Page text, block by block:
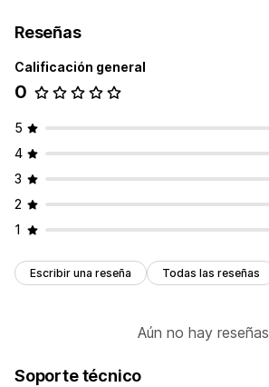
Reseñas
Calificación general
0
5
4
3
2
1
Escribir una reseña Todas las reseñas
Aún no hay reseñas
Soporte técnico